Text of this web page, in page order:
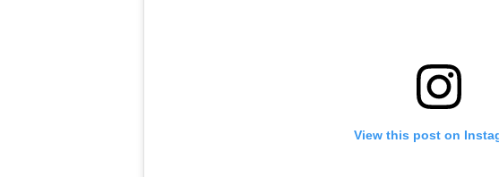
View this post on